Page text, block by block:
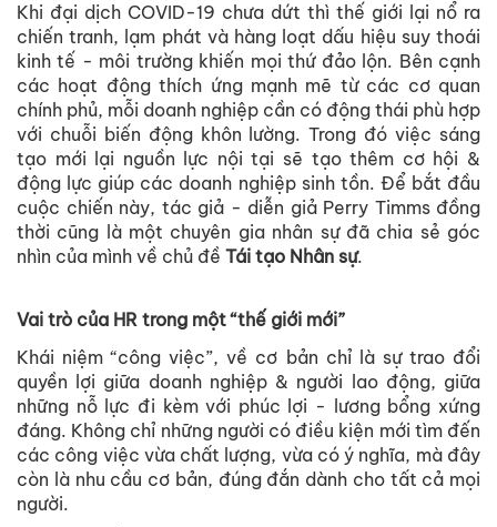
Khi đại dịch COVID-19 chưa dứt thì thế giới lại nổ ra
chiến tranh, lạm phát và hàng loạt dấu hiệu suy thoái
kinh tế - môi trường khiến mọi thứ đảo lộn. Bên cạnh
các hoạt động thích ứng mạnh mẽ từ các cơ quan
chính phủ, mỗi doanh nghiệp cần có động thái phù hợp
với chuỗi biến động khôn lường. Trong đó việc sáng
tạo mới lại nguồn lực nội tại sẽ tạo thêm cơ hội &
động lực giúp các doanh nghiệp sinh tồn. Để bắt đầu
cuộc chiến này, tác giả - diễn giả Perry Timms đồng
thời cũng là một chuyên gia nhân sự đã chia sẻ góc
nhìn của mình về chủ đề Tái tạo Nhân sự.
Vai trò của HR trong một “thế giới mới”
Khái niệm “công việc”, về cơ bản chỉ là sự trao đổi
quyền lợi giữa doanh nghiệp & người lao động, giữa
những nỗ lực đi kèm với phúc lợi - lương bổng xứng
đáng. Không chỉ những người có điều kiện mới tìm đến
các công việc vừa chất lượng, vừa có ý nghĩa, mà đây
còn là nhu cầu cơ bản, đúng đắn dành cho tất cả mọi
người.